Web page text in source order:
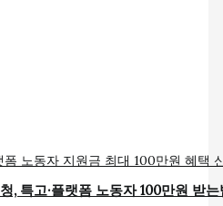
, 특고·플랫폼 노동자 100만원 받는